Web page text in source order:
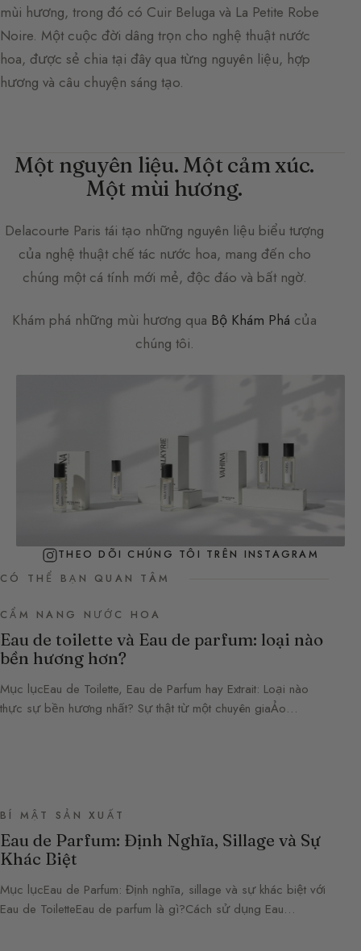
mùi hương, trong đó có Cuir Beluga và La Petite Robe
Noire. Một cuộc đời dâng trọn cho nghệ thuật nước
hoa, được sẻ chia tại đây qua từng nguyên liệu, hợp
hương và câu chuyện sáng tạo.
Một nguyên liệu. Một cảm xúc.
Một mùi hương.
Delacourte Paris tái tạo những nguyên liệu biểu tượng
của nghệ thuật chế tác nước hoa, mang đến cho
chúng một cá tính mới mẻ, độc đáo và bất ngờ.
Khám phá những mùi hương qua Bộ Khám Phá của
chúng tôi.
THEO DÕI CHÚNG TÔI TRÊN INSTAGRAM
CÓ THỂ BẠN QUAN TÂM
CẨM NANG NƯỚC HOA
Eau de toilette và Eau de parfum: loại nào
bền hương hơn?
Mục lụcEau de Toilette, Eau de Parfum hay Extrait: Loại nào
thực sự bền hương nhất? Sự thật từ một chuyên giaẢo…
BÍ MẬT SẢN XUẤT
Eau de Parfum: Định Nghĩa, Sillage và Sự
Khác Biệt
Mục lụcEau de Parfum: Định nghĩa, sillage và sự khác biệt với
Eau de ToiletteEau de parfum là gì?Cách sử dụng Eau…